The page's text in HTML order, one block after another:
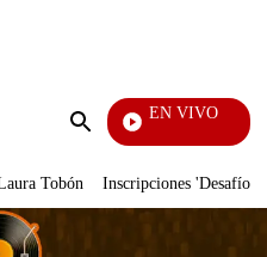
Enviar
EN VIVO
Rafael
Tobón Inscripciones 'Desafío'